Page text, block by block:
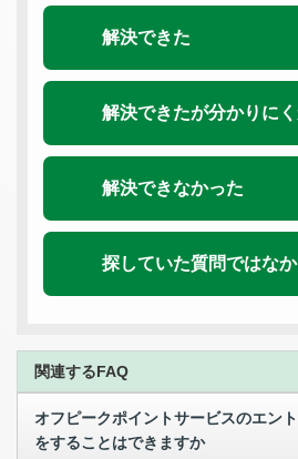
解決できた
解決できたが分かりに
解決できなかった
探していた質問ではな
関連するFAQ
オフピークポイントサービスのエン
をすることはできますか